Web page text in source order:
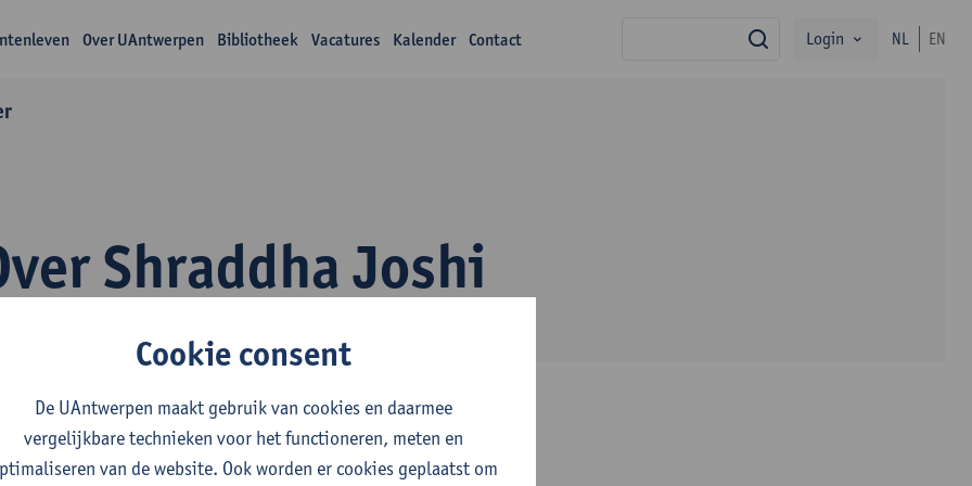
Over UAntwerpen Bibliotheek Vacatures Kalender Contact zoekLogin NL EN
Shraddha Joshi
Cookie consent
De UAntwerpen maakt gebruik van cookies en daarmee
vergelijkbare technieken voor het functioneren, meten en
van de website. Ook worden er cookies geplaatst om